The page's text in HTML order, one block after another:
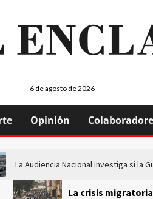
6 de agosto de 2026
Opinión
La Audiencia Nacional investiga si la
La crisis migratoria